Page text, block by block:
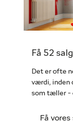
Få 52
Det er ofte
værdi, inden
som tæller -
Få